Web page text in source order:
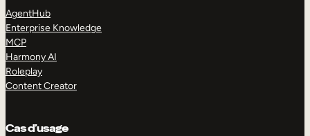
AgentHub
Enterprise Knowledge
MCP
Harmony AI
Roleplay
Content Creator
Cas d’usage